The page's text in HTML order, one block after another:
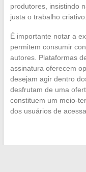
produtores, insistindo
justa o trabalho criativo.
É importante notar a
permitem consumir
autores. Plataformas
assinatura oferecem
desejam agir dentro
desfrutam de uma
constituem um meio-
dos usuários de